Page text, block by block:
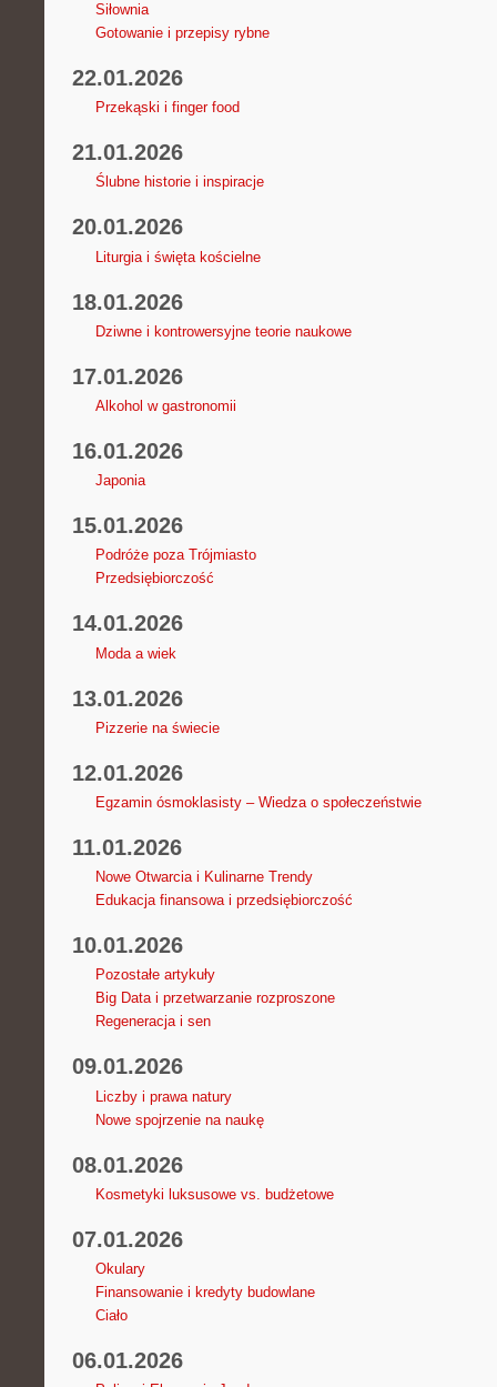
Siłownia
Gotowanie i przepisy rybne
22.01.2026
Przekąski i finger food
21.01.2026
Ślubne historie i inspiracje
20.01.2026
Liturgia i święta kościelne
18.01.2026
Dziwne i kontrowersyjne teorie naukowe
17.01.2026
Alkohol w gastronomii
16.01.2026
Japonia
15.01.2026
Podróże poza Trójmiasto
Przedsiębiorczość
14.01.2026
Moda a wiek
13.01.2026
Pizzerie na świecie
12.01.2026
Egzamin ósmoklasisty – Wiedza o społeczeństwie
11.01.2026
Nowe Otwarcia i Kulinarne Trendy
Edukacja finansowa i przedsiębiorczość
10.01.2026
Pozostałe artykuły
Big Data i przetwarzanie rozproszone
Regeneracja i sen
09.01.2026
Liczby i prawa natury
Nowe spojrzenie na naukę
08.01.2026
Kosmetyki luksusowe vs. budżetowe
07.01.2026
Okulary
Finansowanie i kredyty budowlane
Ciało
06.01.2026